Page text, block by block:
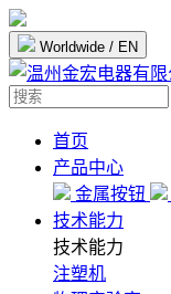
Worldwide / EN
首页
产品中心
金属按钮
技术能力
技术能力
注塑机